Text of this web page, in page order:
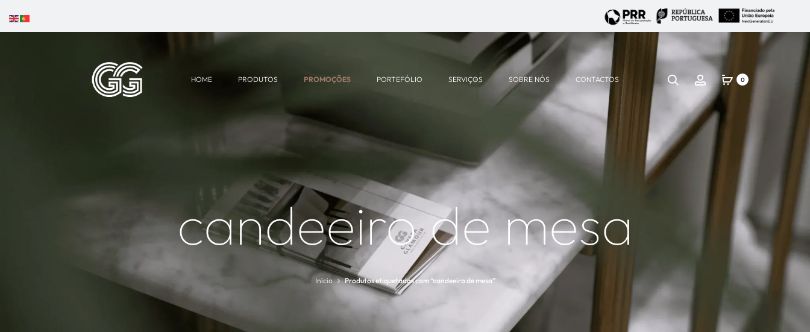
HOME PRODUTOS PROMOÇÕES PORTEFÓLIO SERVIÇOS SOBRE NÓS CONTACTOS 0
candeeiro de mesa
Início Produtos etiquetados com “candeeiro de mesa”